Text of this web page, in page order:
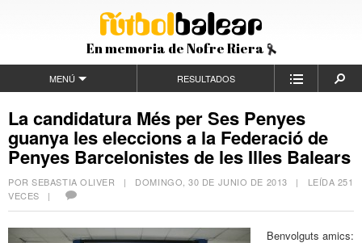
En memoria de Nofre Riera
MENÚ RESULTADOS
La candidatura Més per Ses Penyes
guanya les eleccions a la Federació de
Penyes Barcelonistes de les Illes Balears
POR SEBASTIA OLIVER | DOMINGO, 30 DE JUNIO DE 2013 | LEÍDA 251
VECES |
Benvolguts amics: